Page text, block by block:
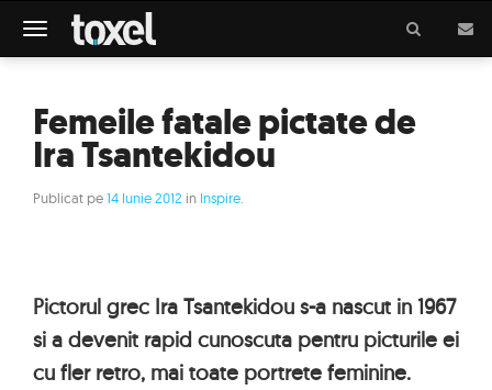
Meniu
Femeile fatale pictate de
Ira Tsantekidou
Publicat pe14 Iunie 2012 in Inspire
Pictorul grec Ira Tsantekidou s-a nascut in 1967
si a devenit rapid cunoscuta pentru picturile ei
cu fler retro, mai toate portrete feminine.